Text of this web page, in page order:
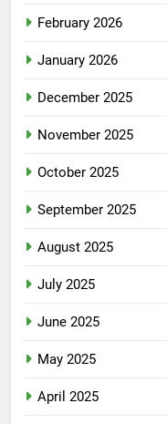
February 2026
January 2026
December 2025
November 2025
October 2025
September 2025
August 2025
July 2025
June 2025
May 2025
April 2025